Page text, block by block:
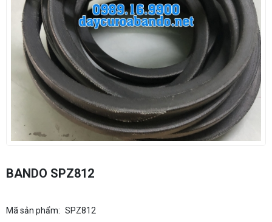
BANDO SPZ812
Mã sản phẩm: SPZ812